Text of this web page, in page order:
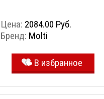
Цена: 2084.00 Руб.
Бренд: Molti
В избранное